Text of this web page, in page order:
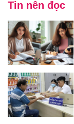
Tin nên đọc